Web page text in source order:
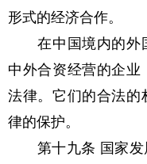
形式的经济合作。
在中国境内的外
中外合资经营的企业
法律。它们的合法的
律的保护。
第十九条 国家发